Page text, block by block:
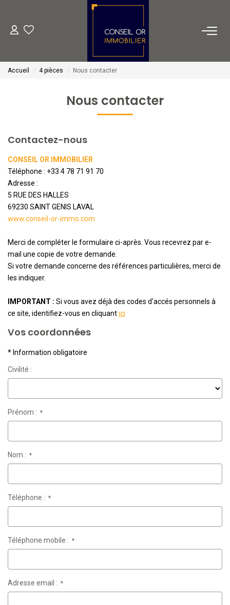
NOTRE AGENCE
L'équipe
Nous Rejoindre
RECOMMANDATIONS
Accueil 4 pièces Nous contacter
Nous contacter
Contactez-nous
CONSEIL OR IMMOBILIER
Téléphone : +33 4 78 71 91 70
Adresse :
5 RUE DES HALLES
69230 SAINT GENIS LAVAL
www.conseil-or-immo.com
Merci de compléter le formulaire ci-après. Vous recevrez par e-
mail une copie de votre demande.
Si votre demande concerne des références particulières, merci de
les indiquer.
IMPORTANT : Si vous avez déjà des codes d'accés personnels à
ce site, identifiez-vous en cliquantici
Vos coordonnées
* Information obligatoire
Civilité :
Prénom : *
Nom : *
Téléphone : *
Téléphone mobile : *
Adresse email : *